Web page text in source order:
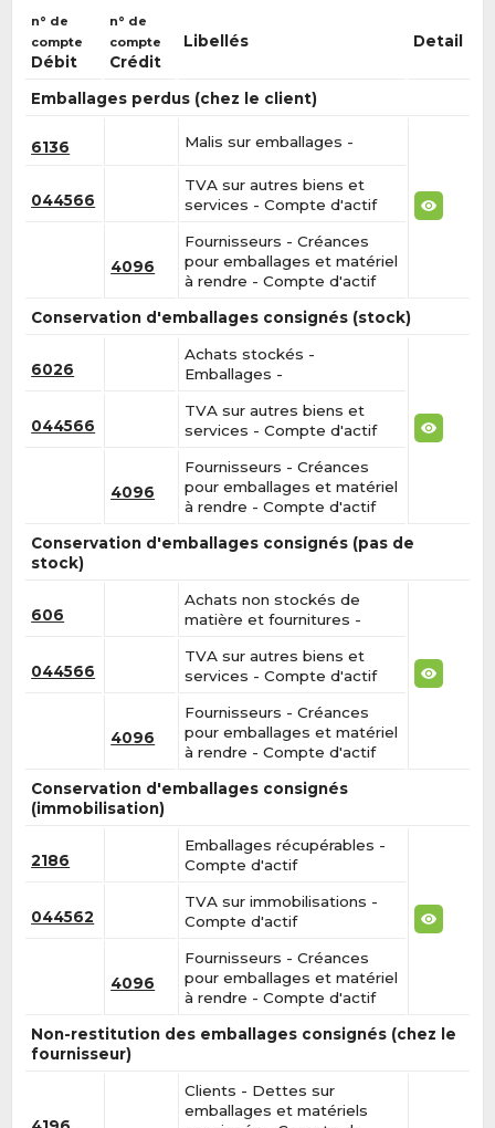
n° de
compte
Débit
n° de
compte
Crédit
Libellés Detail
Emballages perdus (chez le client)
6136 Malis sur emballages -
044566
TVA sur autres biens et
services - Compte d'actif
4096
Fournisseurs - Créances
pour emballages et matériel
à rendre - Compte d'actif
Conservation d'emballages consignés (stock)
6026
Achats stockés -
Emballages -
044566
TVA sur autres biens et
services - Compte d'actif
4096
Fournisseurs - Créances
pour emballages et matériel
à rendre - Compte d'actif
Conservation d'emballages consignés (pas de
stock)
606
Achats non stockés de
matière et fournitures -
044566
TVA sur autres biens et
services - Compte d'actif
4096
Fournisseurs - Créances
pour emballages et matériel
à rendre - Compte d'actif
Conservation d'emballages consignés
(immobilisation)
2186
Emballages récupérables -
Compte d'actif
044562
TVA sur immobilisations -
Compte d'actif
4096
Fournisseurs - Créances
pour emballages et matériel
à rendre - Compte d'actif
Non-restitution des emballages consignés (chez le
fournisseur)
Clients - Dettes sur
emballages et matériels